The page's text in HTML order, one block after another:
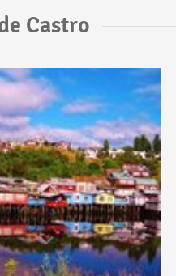
Castro